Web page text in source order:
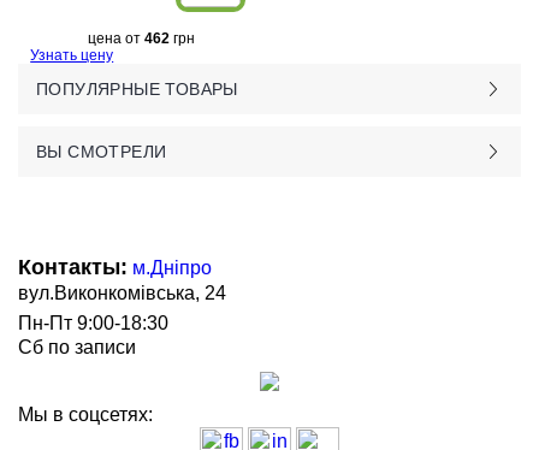
цена от 462грн
Узнать цену
ПОПУЛЯРНЫЕ ТОВАРЫ
ВЫ СМОТРЕЛИ
Контакты: м.Дніпро
вул.Виконкомівська, 24
Пн-Пт 9:00-18:30
Сб по записи
Мы в соцсетях: